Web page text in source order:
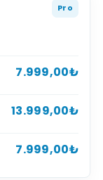
Pro
7.999,00₺
13.999,00₺
7.999,00₺